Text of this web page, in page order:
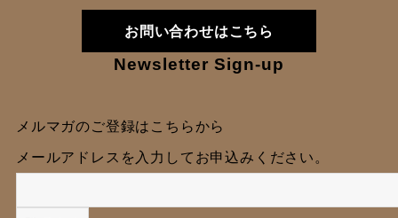
お問い合わせはこちら
Newsletter Sign-up
メルマガのご登録はこちらから
メールアドレスを入力してお申込みください。